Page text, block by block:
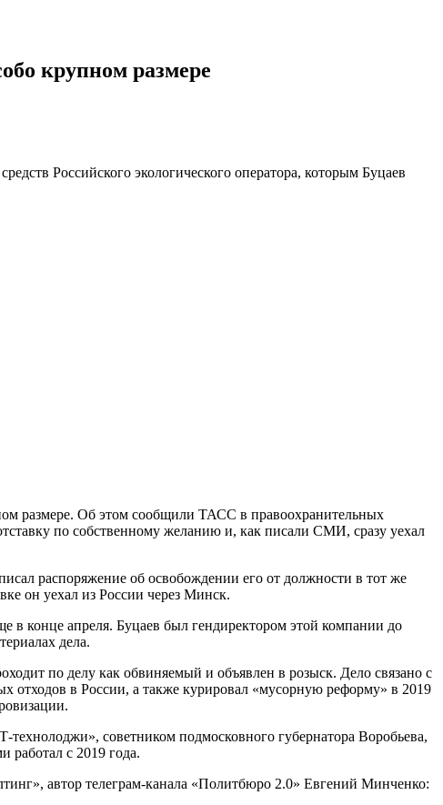
крупном размере
Российского экологического оператора, которым Буцаев
размере. Об этом сообщили ТАСС в правоохранительных
по собственному желанию и, как писали СМИ, сразу уехал
распоряжение об освобождении его от должности в тот же
он уехал из России через Минск.
в конце апреля. Буцаев был гендиректором этой компании до
дела.
по делу как обвиняемый и объявлен в розыск. Дело связано с
отходов в России, а также курировал «мусорную реформу» в 2019
советником подмосковного губернатора Воробьева,
работал с 2019 года.
автор телеграм-канала «Политбюро 2.0» Евгений Минченко: